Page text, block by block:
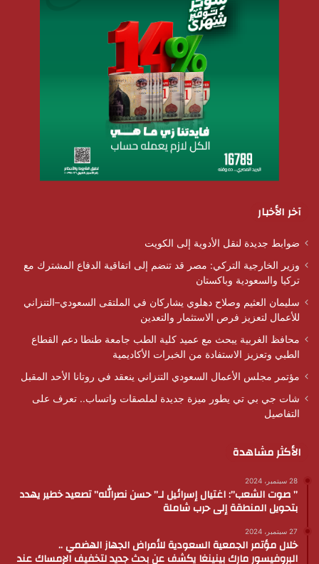
آخر الأخبار
ضوابط جديدة لنقل الأدوية إلى الكويت
وزير الخارجية التركي: مصر قد تنضم إلى اتفاقية الدفاع المشترك مع
تركيا والسعودية وباكستان
سليمان العثيم وصلاح دهلوي يشاركان في الملتقى السعودي–التنزاني
للأعمال لتعزيز فرص الاستثمار والتعدين
محافظ الغربية يبحث مع عميد كلية الطب جامعة طنطا دعم القطاع
الطبي وتعزيز الاستفادة من الخبرات الأكاديمية
مؤتمر مجلس الأعمال السعودي التنزاني ينعقد في روتانا الأحد المقبل
شات جي بي تي يطور ميزة جديدة لملصقات واتساب.. تعرف على
التفاصيل
الأكثر مشاهدة
28 سبتمبر، 2024
” صوت الشعب”: اغتيال إسرائيل لـ” حسن نصرالله” تصعيد خطير يهدد
بتحويل المنطقة إلى حرب شاملة
27 سبتمبر، 2024
خلال مؤتمر الجمعية السعودية للأمراض الجهاز الهضمي ..
البروفيسور مارك بينينغا يكشف عن بحث جديد لتخفيف الإمساك عند